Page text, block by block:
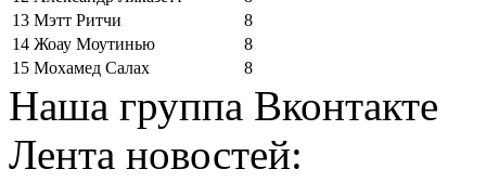
13 Мэтт Ритчи
8
14 Жоау Моутинью
8
15 Мохамед Салах 8
Наша группа Вконтакте
Лента новостей: